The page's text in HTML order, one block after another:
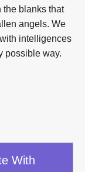
the blanks that
angels. We
intelligences
possible way.
With